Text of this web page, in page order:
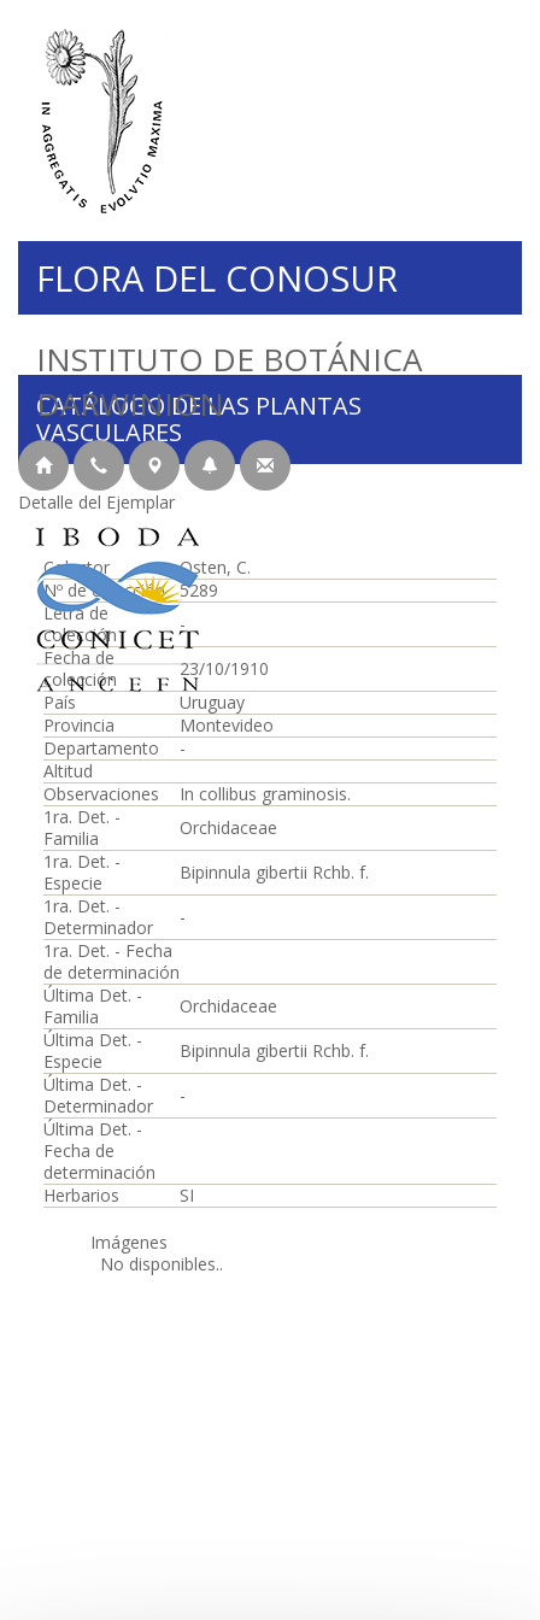
INSTITUTO DE BOTÁNICA
DARWINION
FLORA DEL CONOSUR
CATÁLOGO DE LAS PLANTAS
VASCULARES
Detalle del Ejemplar
Colector
Osten, C.
Nº de colección
5289
Letra de
colección
-
Fecha de
colección
23/10/1910
País
Uruguay
Provincia
Montevideo
Departamento
-
Altitud
Observaciones
In collibus graminosis.
1ra. Det. -
Familia
Orchidaceae
1ra. Det. -
Especie
Bipinnula gibertii Rchb. f.
1ra. Det. -
Determinador
-
1ra. Det. - Fecha
de determinación
Última Det. -
Familia
Orchidaceae
Última Det. -
Especie
Bipinnula gibertii Rchb. f.
Última Det. -
Determinador
-
Última Det. -
Fecha de
determinación
Herbarios
SI
Imágenes
No disponibles..